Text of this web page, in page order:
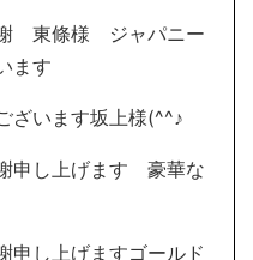
謝 東條様 ジャパニー
ます
ざいます坂上様(^^♪
申し上げます 豪華な
申し上げますゴールド